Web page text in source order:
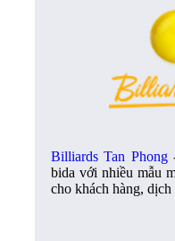
Billiards Tan Phong-
bida với nhiều mẫu
cho khách hàng,